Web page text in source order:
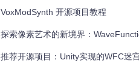
VoxModSynth 开源项目教程
探索像素艺术的新境界：
推荐开源项目：Unity实现的WFC迷